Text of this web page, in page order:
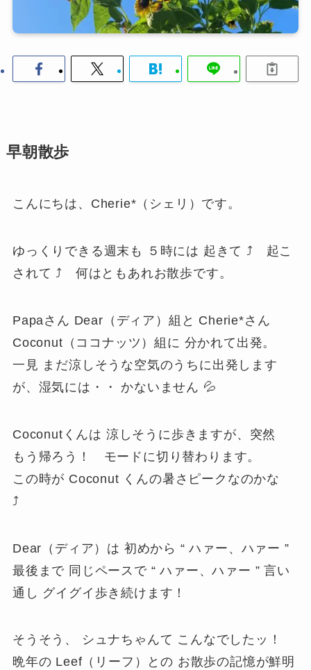
早朝散歩
こんにちは、Cherie*（シェリ）です。
ゆっくりできる週末も ５時には 起きて ⤴ 起こ
されて ⤴ 何はともあれお散歩です。
Papaさん Dear（ディア）組と Cherie*さん
Coconut（ココナッツ）組に 分かれて出発。
一見 まだ涼しそうな空気のうちに出発します
が、湿気には・・ かないません 💦
Coconutくんは 涼しそうに歩きますが、突然
もう帰ろう！ モードに切り替わります。
この時が Coconut くんの暑さピークなのかな
⤴
Dear（ディア）は 初めから “ ハァー、ハァー ”
最後まで 同じペースで “ ハァー、ハァー ” 言い
通し グイグイ歩き続けます！
そうそう、 シュナちゃんて こんなでしたッ！
晩年の Leef（リーフ）との お散歩の記憶が鮮明